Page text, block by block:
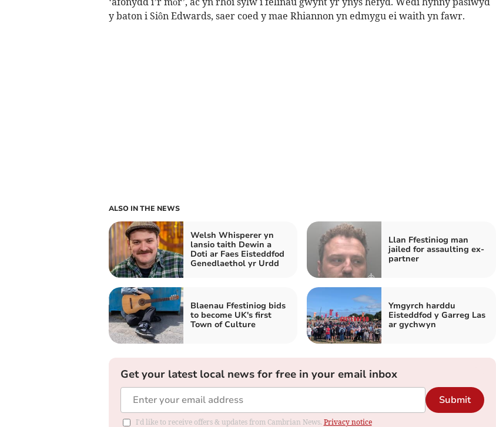
y baton i Siôn Edwards, saer coed y mae Rhiannon yn edmygu ei waith yn fawr.
ALSO IN THE NEWS
Welsh Whisperer yn
lansio taith Dewin a
Doti ar Faes Eisteddfod
Genedlaethol yr Urdd
Llan Ffestiniog man
jailed for assaulting ex-
partner
Blaenau Ffestiniog bids
to become UK's first
Town of Culture
Ymgyrch harddu
Eisteddfod y Garreg Las
ar gychwyn
Get your latest local news for free in your email inbox
Submit
I'd like to receive offers & updates from Cambrian News. Privacy notice